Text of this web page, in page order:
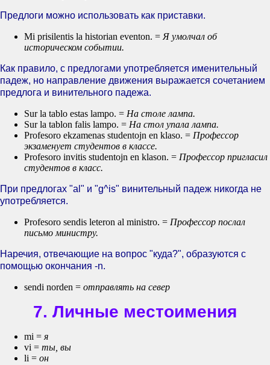
Предлоги можно использовать как приставки.
Mi prisilentis la historian eventon. = Я умолчал об
историческом событии.
Как правило, с предлогами употребляется именительный
падеж, но направление движения выражается сочетанием
предлога и винительного падежа.
Sur la tablo estas lampo. = На столе лампа.
Sur la tablon falis lampo. = На стол упала лампа.
Profesoro ekzamenas studentojn en klaso. = Профессор
экзаменует студентов в классе.
Profesoro invitis studentojn en klason. = Профессор пригласил
студентов в класс.
При предлогах "al" и "g^is" винительный падеж никогда не
употребляется.
Profesoro sendis leteron al ministro. = Профессор послал
письмо министру.
Наречия, отвечающие на вопрос "куда?", образуются с
помощью окончания -n.
sendi norden = отправлять на север
7. Личные местоимения
mi = я
vi = ты, вы
li = он